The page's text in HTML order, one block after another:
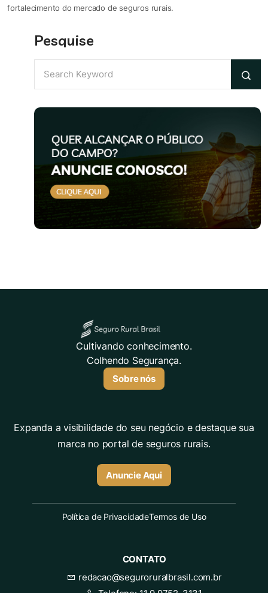
fortalecimento do mercado de seguros rurais.
Pesquise
Cultivando conhecimento.
Colhendo Segurança.
Sobre nós
Expanda a visibilidade do seu negócio e destaque sua
marca no portal de seguros rurais.
Anuncie Aqui
Política de PrivacidadeTermos de Uso
CONTATO
redacao@seguroruralbrasil.com.br